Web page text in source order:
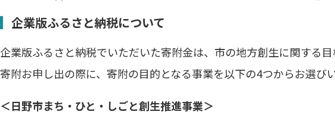
企業版ふるさと納税について
企業版ふるさと納税でいただいた寄附金は、市の地方創生に関する
寄附お申し出の際に、寄附の目的となる事業を以下の4つからお選び
＜日野市まち・ひと・しごと創生推進事業＞